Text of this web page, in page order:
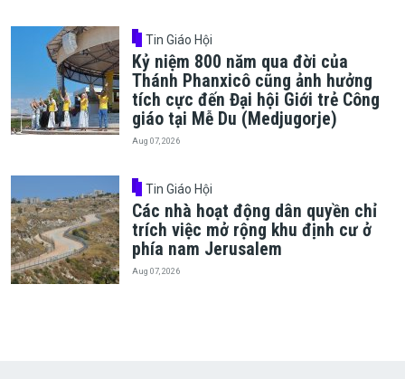
Tin Giáo Hội
Kỷ niệm 800 năm qua đời của
Thánh Phanxicô cũng ảnh hưởng
tích cực đến Đại hội Giới trẻ Công
giáo tại Mễ Du (Medjugorje)
Aug 07, 2026
Tin Giáo Hội
Các nhà hoạt động dân quyền chỉ
trích việc mở rộng khu định cư ở
phía nam Jerusalem
Aug 07, 2026